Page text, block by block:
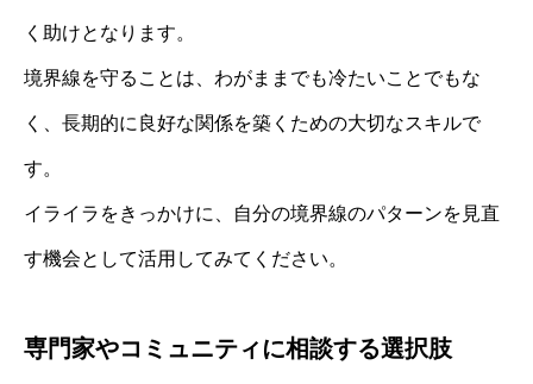
く助けとなります。
境界線を守ることは、わがままでも冷たいことでもな
く、長期的に良好な関係を築くための大切なスキルで
す。
イライラをきっかけに、自分の境界線のパターンを見直
す機会として活用してみてください。
専門家やコミュニティに相談する選択肢